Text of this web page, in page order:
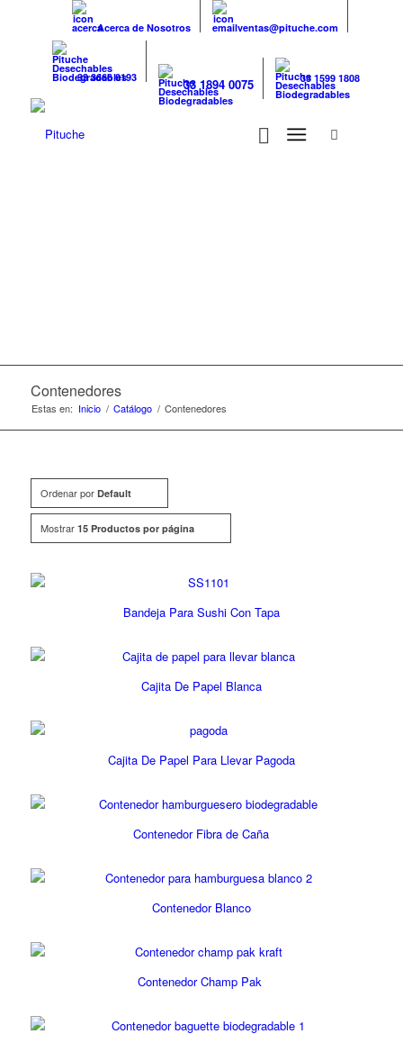
Acerca de Nosotros ventas@pituche.com
33 3666 0193 33 1894 0075 33 1599 1808
Contenedores
Estas en: Inicio / Catálogo / Contenedores
Ordenar por Default
Mostrar 15 Productos por página
Bandeja Para Sushi Con Tapa
Cajita De Papel Blanca
Cajita De Papel Para Llevar Pagoda
Contenedor Fibra de Caña
Contenedor Blanco
Contenedor Champ Pak